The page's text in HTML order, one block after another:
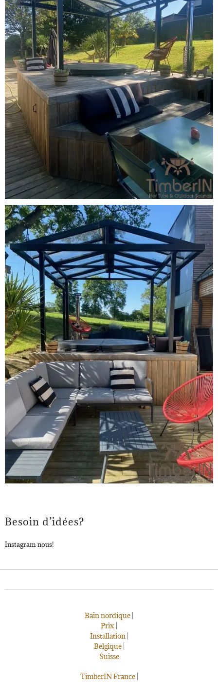
Besoin d’idées?
Instagram nous!
Bain nordique
Prix
Installation|
Belgique|
Suisse
TimberIN France|